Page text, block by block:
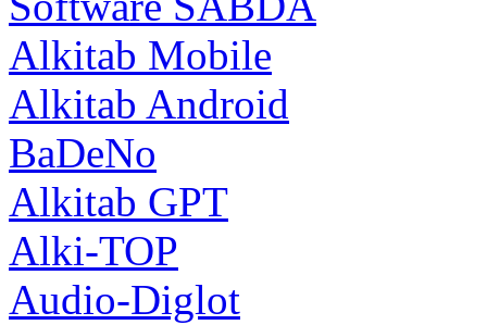
Alkitab Mobile
Alkitab Android
BaDeNo
Alkitab GPT
Alki-TOP
Audio-Diglot